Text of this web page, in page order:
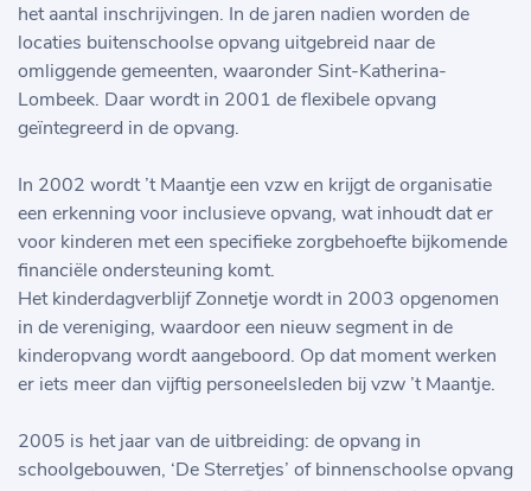
het aantal inschrijvingen. In de jaren nadien worden de
locaties buitenschoolse opvang uitgebreid naar de
omliggende gemeenten, waaronder Sint-Katherina-
Lombeek. Daar wordt in 2001 de flexibele opvang
geïntegreerd in de opvang.
In 2002 wordt ’t Maantje een vzw en krijgt de organisatie
een erkenning voor inclusieve opvang, wat inhoudt dat er
voor kinderen met een specifieke zorgbehoefte bijkomende
financiële ondersteuning komt.
Het kinderdagverblijf Zonnetje wordt in 2003 opgenomen
in de vereniging, waardoor een nieuw segment in de
kinderopvang wordt aangeboord. Op dat moment werken
er iets meer dan vijftig personeelsleden bij vzw ’t Maantje.
2005 is het jaar van de uitbreiding: de opvang in
schoolgebouwen, ‘De Sterretjes’ of binnenschoolse opvang